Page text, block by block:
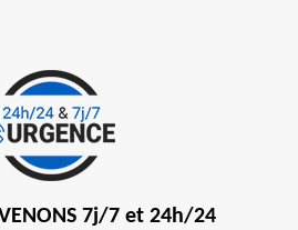
7j/7 et 24h/24